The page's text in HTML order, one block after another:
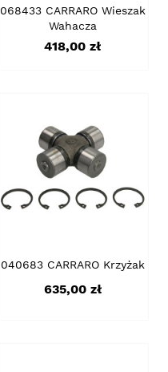
068433 CARRARO Wieszak
Wahacza
Cena
418,00 zł
040683 CARRARO Krzyżak
Cena
635,00 zł